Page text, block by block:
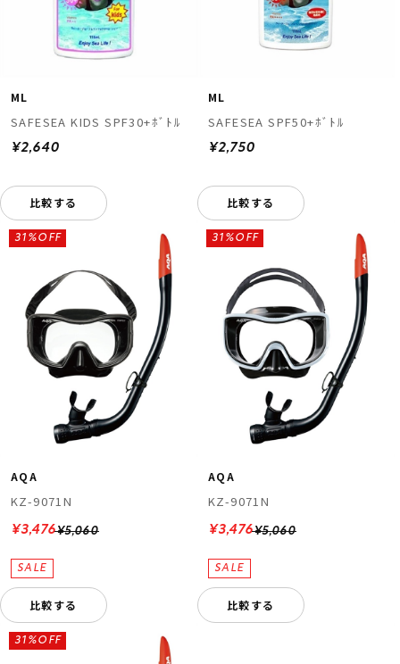
ML
SAFESEA KIDS SPF30+ﾎﾞﾄﾙ
¥2,640
比較する
ML
SAFESEA SPF50+ﾎﾞﾄﾙ
¥2,750
比較する
AQA
KZ-9071N
¥5,060
31%OFF
¥3,476
比較する
AQA
KZ-9071N
¥5,060
31%OFF
¥3,476
比較する
31%OFF